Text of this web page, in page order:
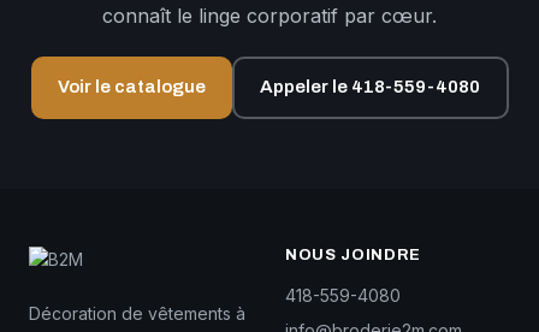
connaît le linge corporatif par cœur.
Voir le catalogue Appeler le 418-559-4080
Décoration de vêtements à
NOUS JOINDRE
418-559-4080